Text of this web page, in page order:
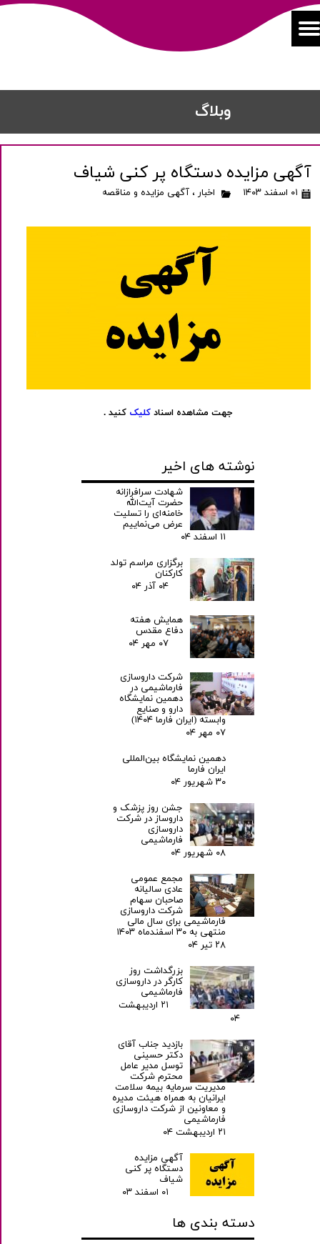
​​وبلاگ
آگهی مزایده دستگاه پر کنی شیاف
۰۱ اسفند ۱۴۰۳ اخبار،آگهی مزایده و مناقصه
جهت مشاهده اسناد کلیک کنید .
نوشته های اخیر
شهادت سرافرازانه
حضرت آیت‌الله
خامنه‌ای را تسلیت
عرض می‌نماییم
۱۱ اسفند ۰۴
برگزاری مراسم تولد
کارکنان
۰۴ آذر ۰۴
همایش هفته
دفاع مقدس
۰۷ مهر ۰۴
شرکت داروسازی
فارماشیمی در
دهمین نمایشگاه
دارو و صنایع
وابسته (ایران فارما ۱۴۰۴)
۰۷ مهر ۰۴
دهمین نمایشگاه بین‌المللی
ایران فارما
۳۰ شهریور ۰۴
جشن روز پزشک و
داروساز در شرکت
داروسازی
فارماشیمی
۰۸ شهریور ۰۴
مجمع عمومی
عادی سالیانه
صاحبان سهام
شرکت داروسازی
فارماشیمی برای سال مالی
منتهی به ۳۰ اسفندماه ۱۴۰۳
۲۸ تیر ۰۴
بزرگداشت روز
کارگر در داروسازی
فارماشیمی
۲۱ اردیبهشت
۰۴
بازدید جناب آقای
دکتر حسینی
توسل مدیر عامل
محترم شرکت
مدیریت سرمایه بیمه سلامت
ایرانیان به همراه هیئت مدیره
و معاونین از شرکت داروسازی
فارماشیمی
۲۱ اردیبهشت ۰۴
آگهی مزایده
دستگاه پر کنی
شیاف
۰۱ اسفند ۰۳
دسته بندی ها